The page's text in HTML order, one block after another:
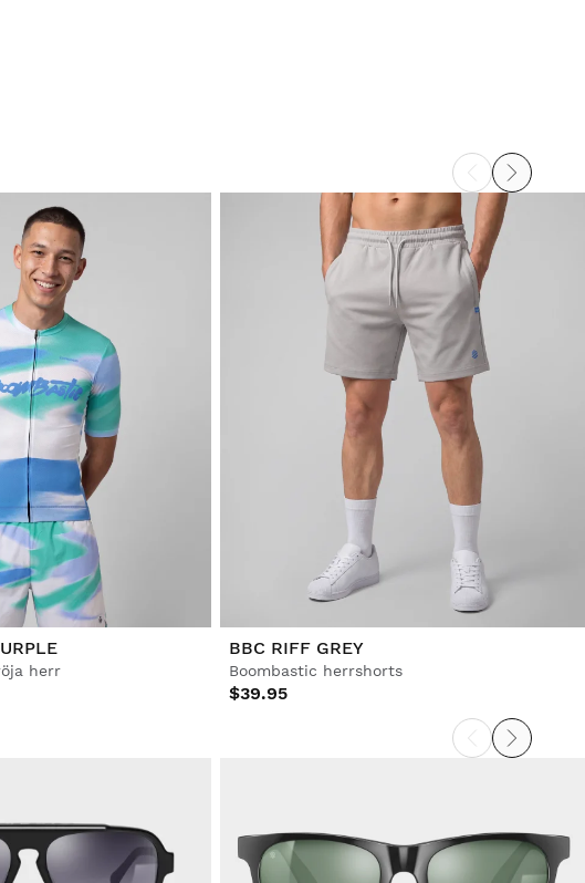
herr
BBC RIFF GREY
Boombastic herrshorts
$39.95